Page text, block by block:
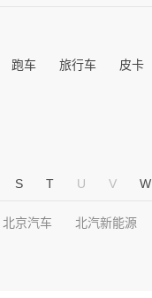
跑车 旅行车 皮卡
S T U V W
北京汽车 北汽新能源